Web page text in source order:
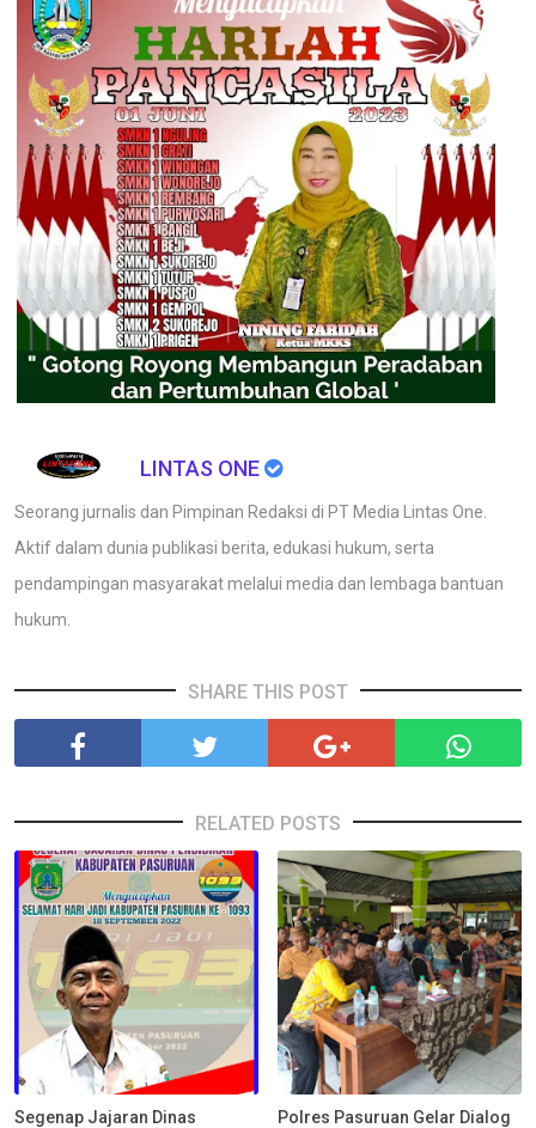
LINTAS ONE
Seorang jurnalis dan Pimpinan Redaksi di PT Media Lintas One.
Aktif dalam dunia publikasi berita, edukasi hukum, serta
pendampingan masyarakat melalui media dan lembaga bantuan
hukum.
SHARE THIS POST
RELATED POSTS
Segenap Jajaran Dinas
Polres Pasuruan Gelar Dialog